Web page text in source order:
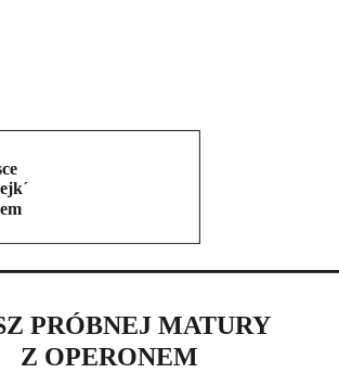
PRÓBNEJ MATURY
Z OPERONEM